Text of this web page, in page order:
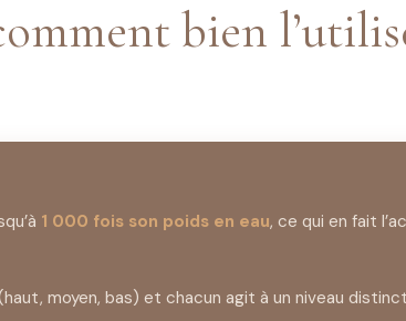
bien
1 000 fois son poids en eau, ce qui en fait
moyen, bas) et chacun agit à un niveau